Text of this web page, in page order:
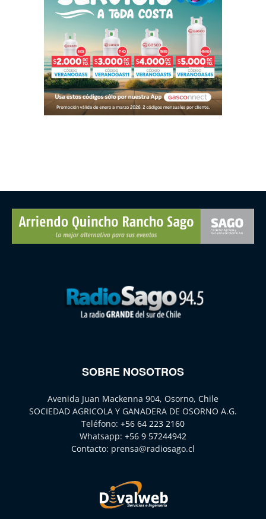
SOBRE NOSOTROS
Avenida Juan Mackenna 904, Osorno, Chile
SOCIEDAD AGRICOLA Y GANADERA DE OSORNO A.G.
Teléfono: +56 64 223 2160
Whatsapp: +56 9 57244942
Contacto: prensa@radiosago.cl